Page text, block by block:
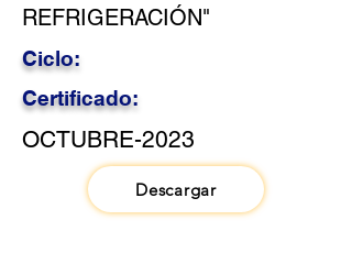
REFRIGERACIÓN"
Ciclo:
Certificado:
OCTUBRE-2023
Descargar